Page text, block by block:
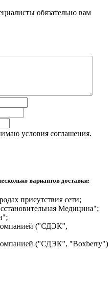
обязательно вам
условия соглашения.
вариантов доставки:
присутствия сети;
Медицина";
("СДЭК",
("СДЭК", "Boxberry")